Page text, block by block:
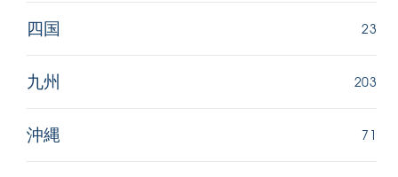
四国 23
九州 203
沖縄 71